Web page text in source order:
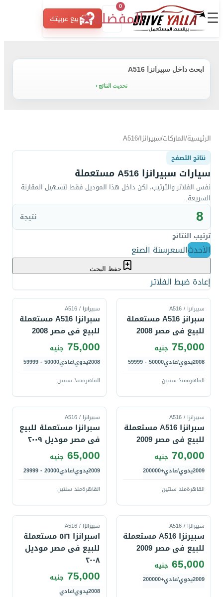
☰ المفضلة
0
★ بيع عربيتك
ابحث داخل سبيرانزا A516
تحديث النتائج
الرئيسية/الماركات/سبيرانزا/
A516
نتائج التصفح
سيارات سبيرانزا A516 مستعملة
نفس الفلاتر والترتيب، لكن داخل هذا الموديل فقط لتسهيل المقارنة
السريعة.
8
نتيجة
ترتيب النتائج
الأحدثالسعرسنة الصنع
حفظ البحث
إعادة ضبط الفلاتر
سبيرانزا / A516
سبرانز A516 مستعملة
للبيع فى مصر 2008
75,000 جنيه
2008يدوي/عادي50000 - 59999
القاهرةمنذ سنتين
سبيرانزا / A516
سبرانزا A516 مستعملة
للبيع فى مصر 2008
75,000 جنيه
2008يدوي/عادي50000 - 59999
القاهرةمنذ سنتين
سبيرانزا / A516
سبرانزا A516 مستعملة
للبيع فى مصر 2009
70,000 جنيه
2009يدوي/عادي+200000
القاهرةمنذ سنتين
سبيرانزا / A516
سبرانزا مستعملة للبيع
فى مصر موديل ٢٠٠٩
65,000 جنيه
2009يدوي/عادي20000 - 29999
القاهرةمنذ سنتين
سبيرانزا / A516
سبيرنزا A516 مستعملة
للبيع فى مصر 2009
65,000 جنيه
2009يدوي/عادي+200000
سبيرانزا / A516
اسبرانزا ٥١٦ مستعملة
للبيع فى مصر موديل
٢٠٠٨
75,000 جنيه
2008يدوي/عادي